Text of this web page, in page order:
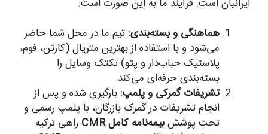
ایرانیان است. فرآیند ما به این صورت است:
هماهنگی و بسته‌بندی: تیم ما در محل شما حاضر
می‌شود و با استفاده از بهترین متریال (کارتن، فوم،
پلاستیک حباب‌دار و پتو) تکتک وسایل را
بسته‌بندی حرفه‌ای می‌کند.
تشریفات گمرکی و پلمپ: بارگیری شده و پس از
انجام تشریفات در گمرک بازرگان، با پلمپ رسمی و
تحت پوششبیمه‌نامه کامل CMR
راهی ترکیه